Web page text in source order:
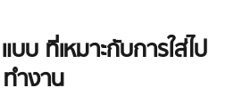
แบบ ที่เหมาะกับการใส่ไป
ทำงาน